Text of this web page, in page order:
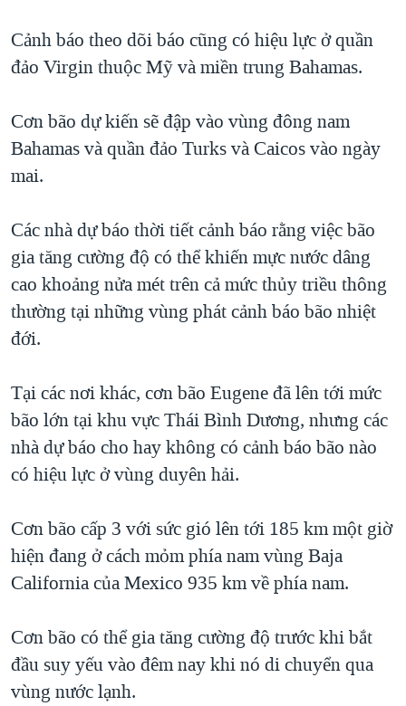
Cảnh báo theo dõi báo cũng có hiệu lực ở quần
đảo Virgin thuộc Mỹ và miền trung Bahamas.
Cơn bão dự kiến sẽ đập vào vùng đông nam
Bahamas và quần đảo Turks và Caicos vào ngày
mai.
Các nhà dự báo thời tiết cảnh báo rằng việc bão
gia tăng cường độ có thể khiến mực nước dâng
cao khoảng nửa mét trên cả mức thủy triều thông
thường tại những vùng phát cảnh báo bão nhiệt
đới.
Tại các nơi khác, cơn bão Eugene đã lên tới mức
bão lớn tại khu vực Thái Bình Dương, nhưng các
nhà dự báo cho hay không có cảnh báo bão nào
có hiệu lực ở vùng duyên hải.
Cơn bão cấp 3 với sức gió lên tới 185 km một giờ
hiện đang ở cách mỏm phía nam vùng Baja
California của Mexico 935 km về phía nam.
Cơn bão có thể gia tăng cường độ trước khi bắt
đầu suy yếu vào đêm nay khi nó di chuyển qua
vùng nước lạnh.